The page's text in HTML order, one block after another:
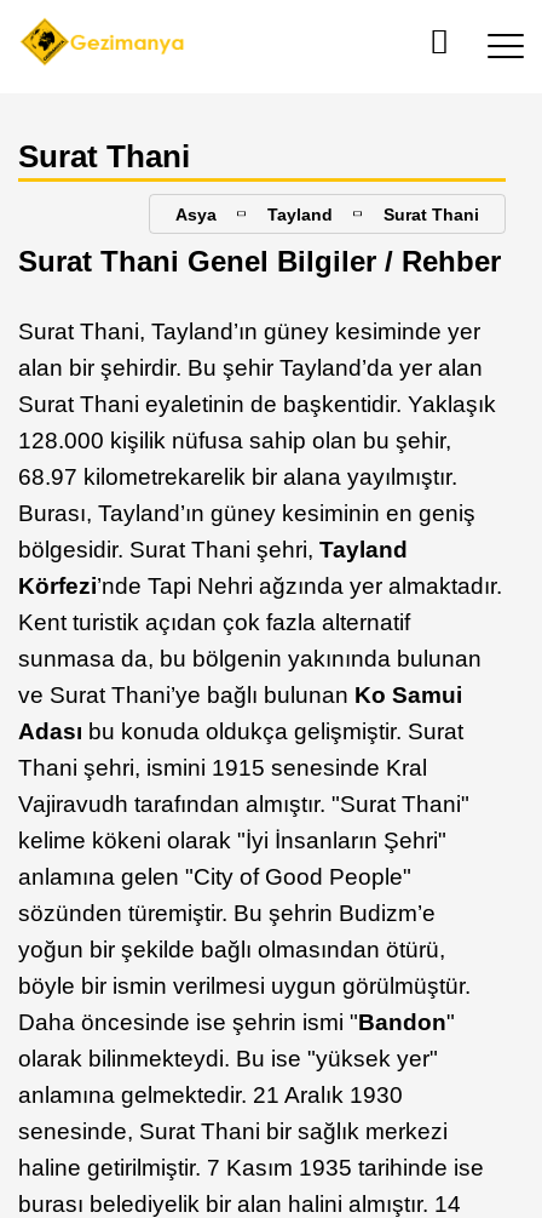
Surat Thani
Asya Tayland Surat Thani
Surat Thani Genel Bilgiler / Rehber
Surat Thani, Tayland’ın güney kesiminde yer
alan bir şehirdir. Bu şehir Tayland’da yer alan
Surat Thani eyaletinin de başkentidir. Yaklaşık
128.000 kişilik nüfusa sahip olan bu şehir,
68.97 kilometrekarelik bir alana yayılmıştır.
Burası, Tayland’ın güney kesiminin en geniş
bölgesidir. Surat Thani şehri, Tayland
Körfezi’nde Tapi Nehri ağzında yer almaktadır.
Kent turistik açıdan çok fazla alternatif
sunmasa da, bu bölgenin yakınında bulunan
ve Surat Thani’ye bağlı bulunan Ko Samui
Adası bu konuda oldukça gelişmiştir. Surat
Thani şehri, ismini 1915 senesinde Kral
Vajiravudh tarafından almıştır. "Surat Thani"
kelime kökeni olarak "İyi İnsanların Şehri"
anlamına gelen "City of Good People"
sözünden türemiştir. Bu şehrin Budizm’e
yoğun bir şekilde bağlı olmasından ötürü,
böyle bir ismin verilmesi uygun görülmüştür.
Daha öncesinde ise şehrin ismi "Bandon"
olarak bilinmekteydi. Bu ise "yüksek yer"
anlamına gelmektedir. 21 Aralık 1930
senesinde, Surat Thani bir sağlık merkezi
haline getirilmiştir. 7 Kasım 1935 tarihinde ise
burası belediyelik bir alan halini almıştır. 14